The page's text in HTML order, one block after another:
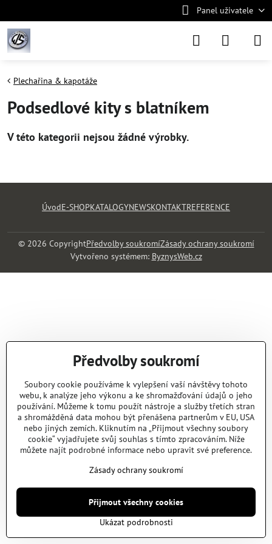
Panel uživatele
Plechařina & kapotáže
Podsedlové kity s blatníkem
ÚvodE-SHOPKATALOGYNEWSKONTAKTREFERENCE
© 2026 CopyrightPředvolby soukromíZásady ochrany soukromí
Vytvořeno systémem: ByznysWeb.cz
Předvolby soukromí
Soubory cookie používáme k vylepšení vaší návštěvy tohoto
webu, k analýze jeho výkonu a ke shromažďování údajů o jeho
používání. Můžeme k tomu použít nástroje a služby třetích stran
a shromážděná data mohou být přenášena partnerům v EU, USA
nebo jiných zemích. Kliknutím na „Přijmout všechny soubory
cookie“ vyjadřujete svůj souhlas s tímto zpracováním. Níže
můžete najít podrobné informace nebo upravit své preference.
Zásady ochrany soukromí
Ukázat podrobnosti
Přijmout všechny cookies